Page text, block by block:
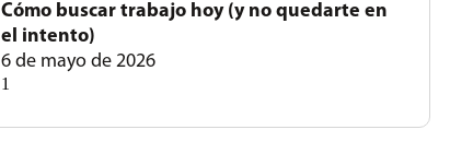
Cómo buscar trabajo hoy (y no quedarte en
el intento)
6 de mayo de 2026